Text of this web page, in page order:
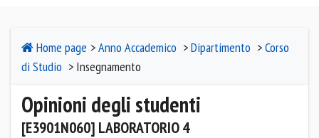
Home page >Anno Accademico >Dipartimento >Corso
di Studio > Insegnamento
Opinioni degli studenti
[E3901N060] LABORATORIO 4